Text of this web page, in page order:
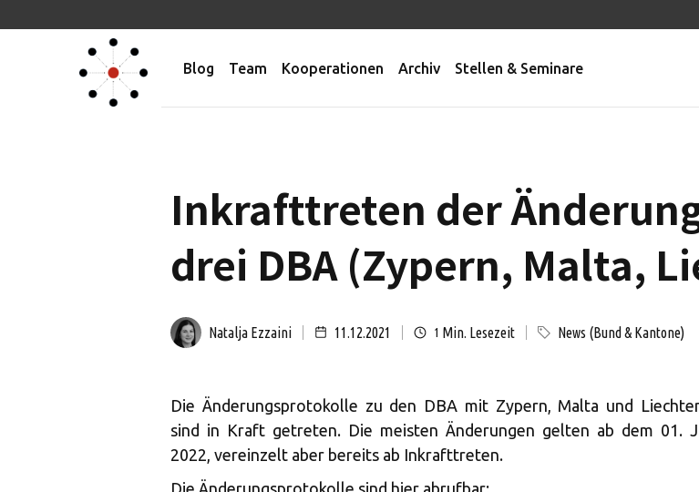
Blog Team Kooperationen Archiv Stellen & Seminare
Inkrafttreten der
drei DBA (Zypern, Malta,
Natalja Ezzaini 11.12.2021 1 Min. Lesezeit News (Bund & Kantone)
Die Änderungsprotokolle zu den DBA mit Zypern, Malta und
sind in Kraft getreten. Die meisten Änderungen gelten ab dem 01.
2022, vereinzelt aber bereits ab Inkrafttreten.
Die Änderungsprotokolle sind hier abrufbar: